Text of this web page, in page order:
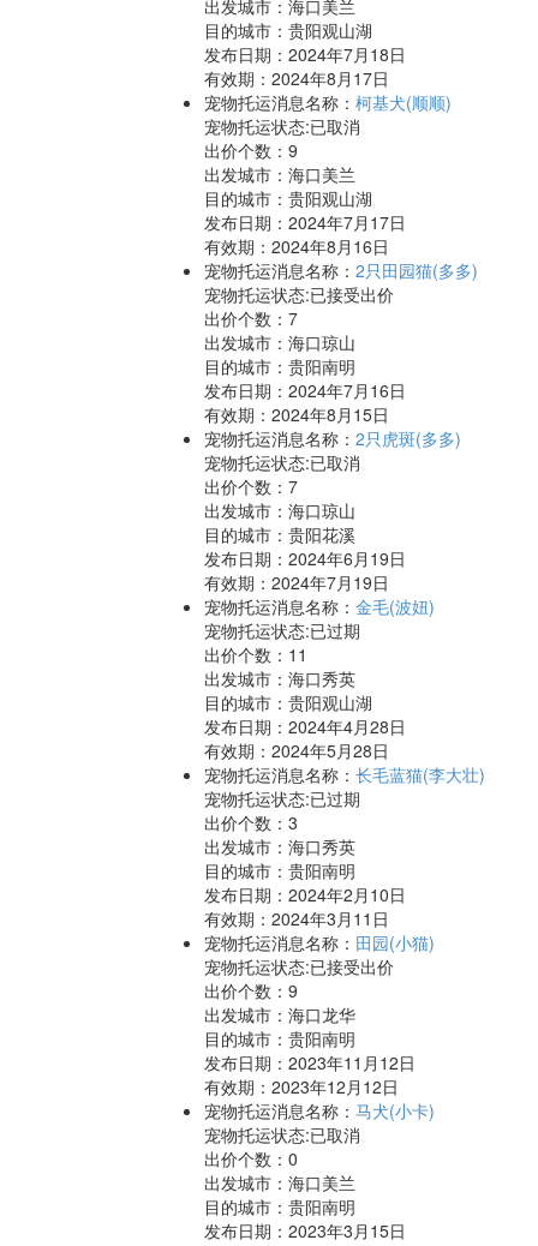
出发城市：海口美兰
目的城市：贵阳观山湖
发布日期：2024年7月18日
有效期：2024年8月17日
宠物托运消息名称： 柯基犬(顺顺)
宠物托运状态:已取消
出价个数： 9
出发城市：海口美兰
目的城市：贵阳观山湖
发布日期：2024年7月17日
有效期：2024年8月16日
宠物托运消息名称： 2只田园猫(多多)
宠物托运状态:已接受出价
出价个数： 7
出发城市：海口琼山
目的城市：贵阳南明
发布日期：2024年7月16日
有效期：2024年8月15日
宠物托运消息名称： 2只虎斑(多多)
宠物托运状态:已取消
出价个数： 7
出发城市：海口琼山
目的城市：贵阳花溪
发布日期：2024年6月19日
有效期：2024年7月19日
宠物托运消息名称： 金毛(波妞)
宠物托运状态:已过期
出价个数： 11
出发城市：海口秀英
目的城市：贵阳观山湖
发布日期：2024年4月28日
有效期：2024年5月28日
宠物托运消息名称： 长毛蓝猫(李大壮)
宠物托运状态:已过期
出价个数： 3
出发城市：海口秀英
目的城市：贵阳南明
发布日期：2024年2月10日
有效期：2024年3月11日
宠物托运消息名称： 田园(小猫)
宠物托运状态:已接受出价
出价个数： 9
出发城市：海口龙华
目的城市：贵阳南明
发布日期：2023年11月12日
有效期：2023年12月12日
宠物托运消息名称： 马犬(小卡)
宠物托运状态:已取消
出价个数： 0
出发城市：海口美兰
目的城市：贵阳南明
发布日期：2023年3月15日